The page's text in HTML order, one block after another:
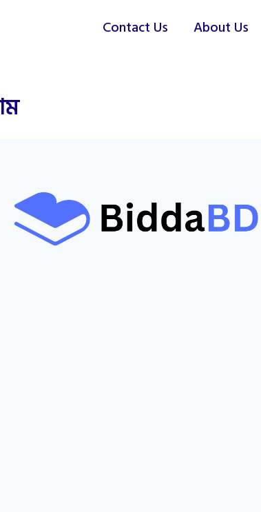
Contact Us About Us